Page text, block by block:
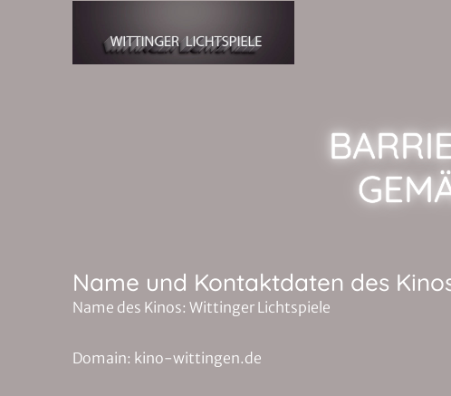
Zum Hauptinhalt springen
Name und Kontaktdaten des
Name des Kinos: Wittinger Lichtspiele
Domain: kino-wittingen.de